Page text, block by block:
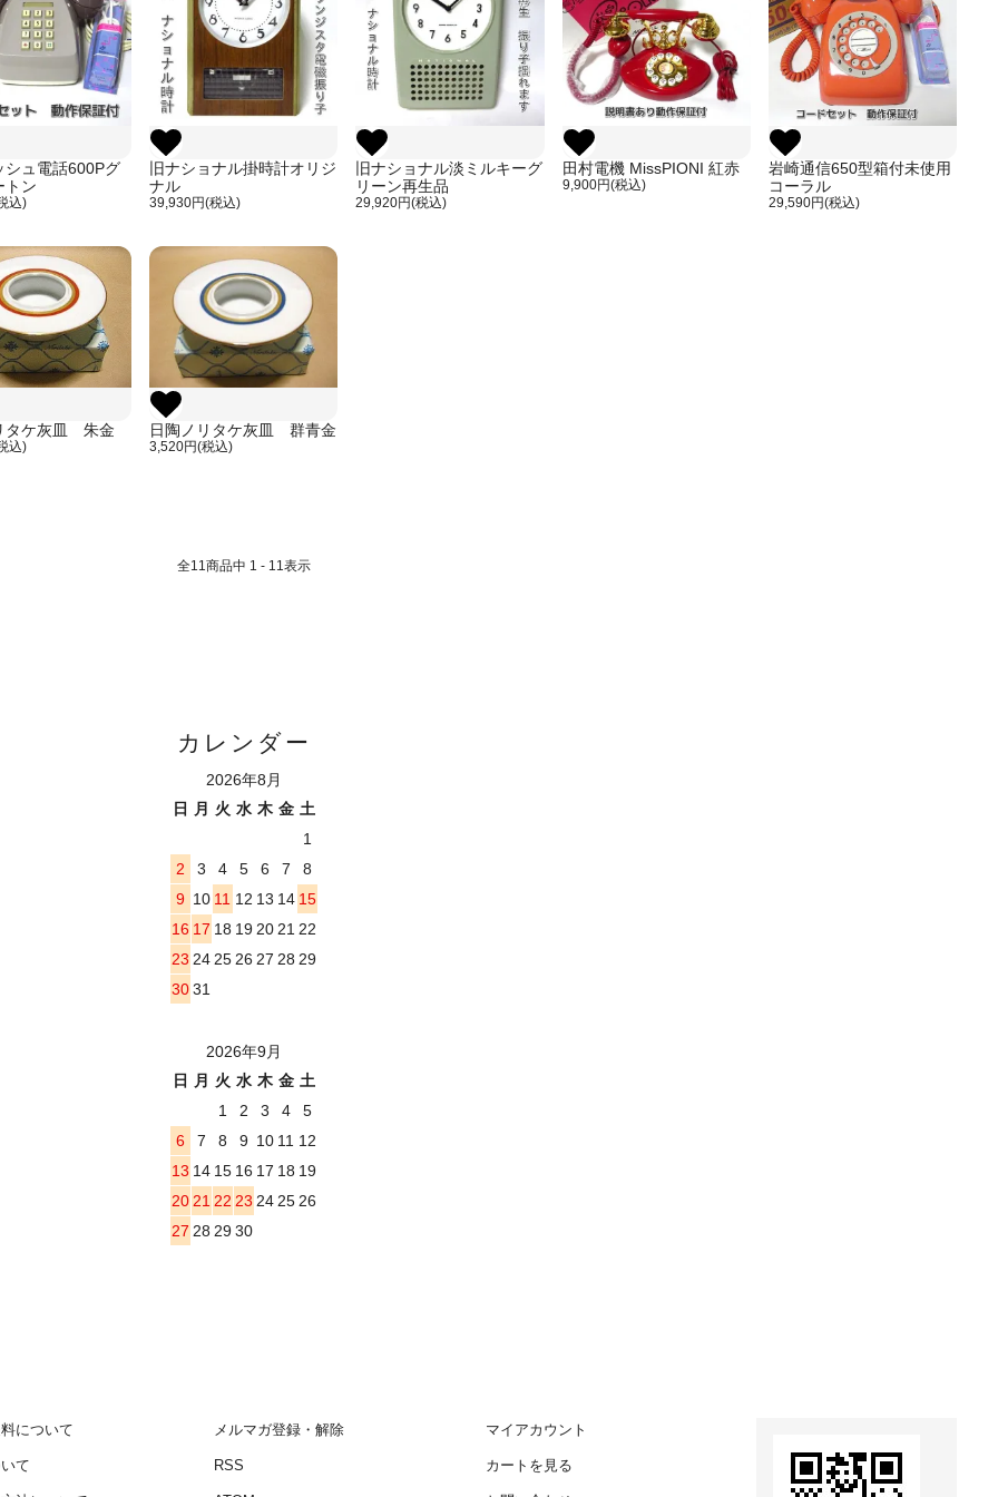
シュ電話600Pグ
トン
込)
旧ナショナル掛時計オリジ
ナル
39,930円(税込)
旧ナショナル淡ミルキーグ
リーン再生品
29,920円(税込)
田村電機 MissPIONI 紅赤
9,900円(税込)
岩崎通信650型箱付未使用
コーラル
29,590円(税込)
タケ灰皿 朱金
込)
日陶ノリタケ灰皿 群青金
3,520円(税込)
全11商品中 1 - 11表示
カレンダー
2026年8月
日
月 火 水 木 金 土
1
2
3 4 5 6 7
8
9 10 11 12 13 14 15
16 17 18 19202122
23 242526 27 28 29
3031
2026年9月
日
月 火 水 木 金 土
1
2 3 4
5
6
7 8 9 10 11 12
13 14 15 16 17 18 19
202122 23 242526
27 28 2930
について
て
メルマガ登録・解除
RSS
マイアカウント
カートを見る